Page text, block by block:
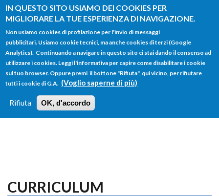
IN QUESTO SITO USIAMO DEI COOKIES PER
MIGLIORARE LA TUE ESPERIENZA DI NAVIGAZIONE.
Non usiamo cookies di profilazione per l'invio di messaggi
pubblicitari. Usiamo cookie tecnici, ma anche cookies di terzi (Google
Analytics). Continuando a navigare in questo sito ci stai dando il consenso ad
utilizzare i cookies. Leggi l'informativa per capire come disabilitare i cookie
sul tuo browser. Oppure premi il bottone "Rifiuta", qui vicino, per rifiutare
tutti i cookie di G.A. (Voglio saperne di più)
Rifiuta OK, d'accordo
Salta al contenuto principale
FORM
DI
RICERCA
Main menu
HOME TUTTI I PROFILI
LOGIN
CURRICULUM